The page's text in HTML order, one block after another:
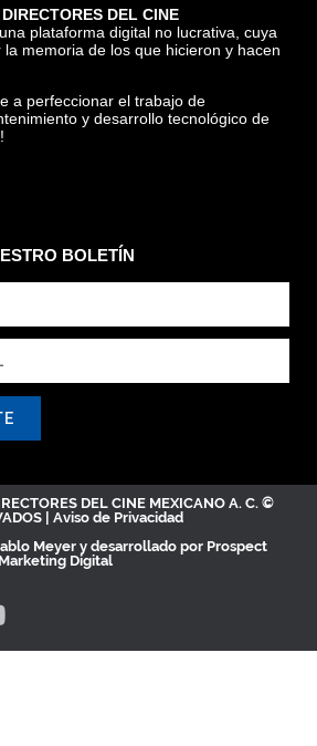
DEL CINE
plataforma digital no lucrativa, cuya
memoria de los que hicieron y hacen
a perfeccionar el trabajo de
y desarrollo tecnológico de
BOLETÍN
DEL CINE MEXICANO A. C. ©
| Aviso de Privacidad
Meyer y desarrollado por Prospect
Digital